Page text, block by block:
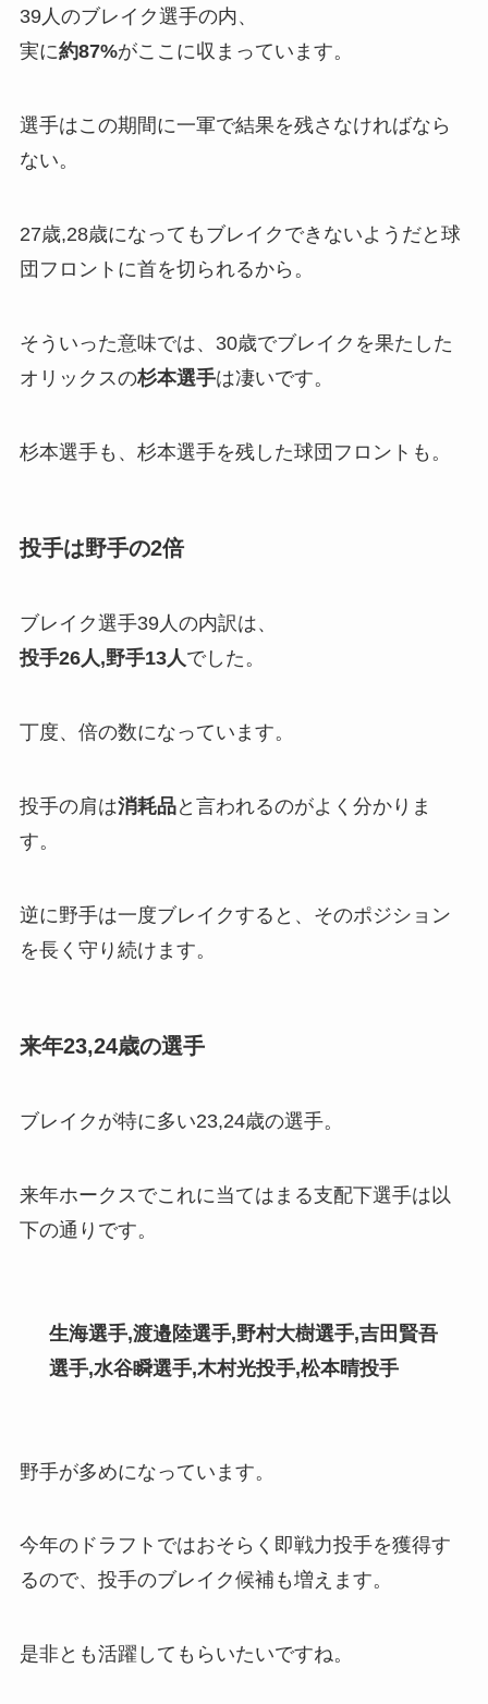
39人のブレイク選手の内、
実に約87%がここに収まっています。
選手はこの期間に一軍で結果を残さなければなら
ない。
27歳,28歳になってもブレイクできないようだと球
団フロントに首を切られるから。
そういった意味では、30歳でブレイクを果たした
オリックスの杉本選手は凄いです。
杉本選手も、杉本選手を残した球団フロントも。
投手は野手の2倍
ブレイク選手39人の内訳は、
投手26人,野手13人でした。
丁度、倍の数になっています。
投手の肩は消耗品と言われるのがよく分かりま
す。
逆に野手は一度ブレイクすると、そのポジション
を長く守り続けます。
来年23,24歳の選手
ブレイクが特に多い23,24歳の選手。
来年ホークスでこれに当てはまる支配下選手は以
下の通りです。
生海選手,渡邉陸選手,野村大樹選手,吉田賢吾
選手,水谷瞬選手,木村光投手,松本晴投手
野手が多めになっています。
今年のドラフトではおそらく即戦力投手を獲得す
るので、投手のブレイク候補も増えます。
是非とも活躍してもらいたいですね。